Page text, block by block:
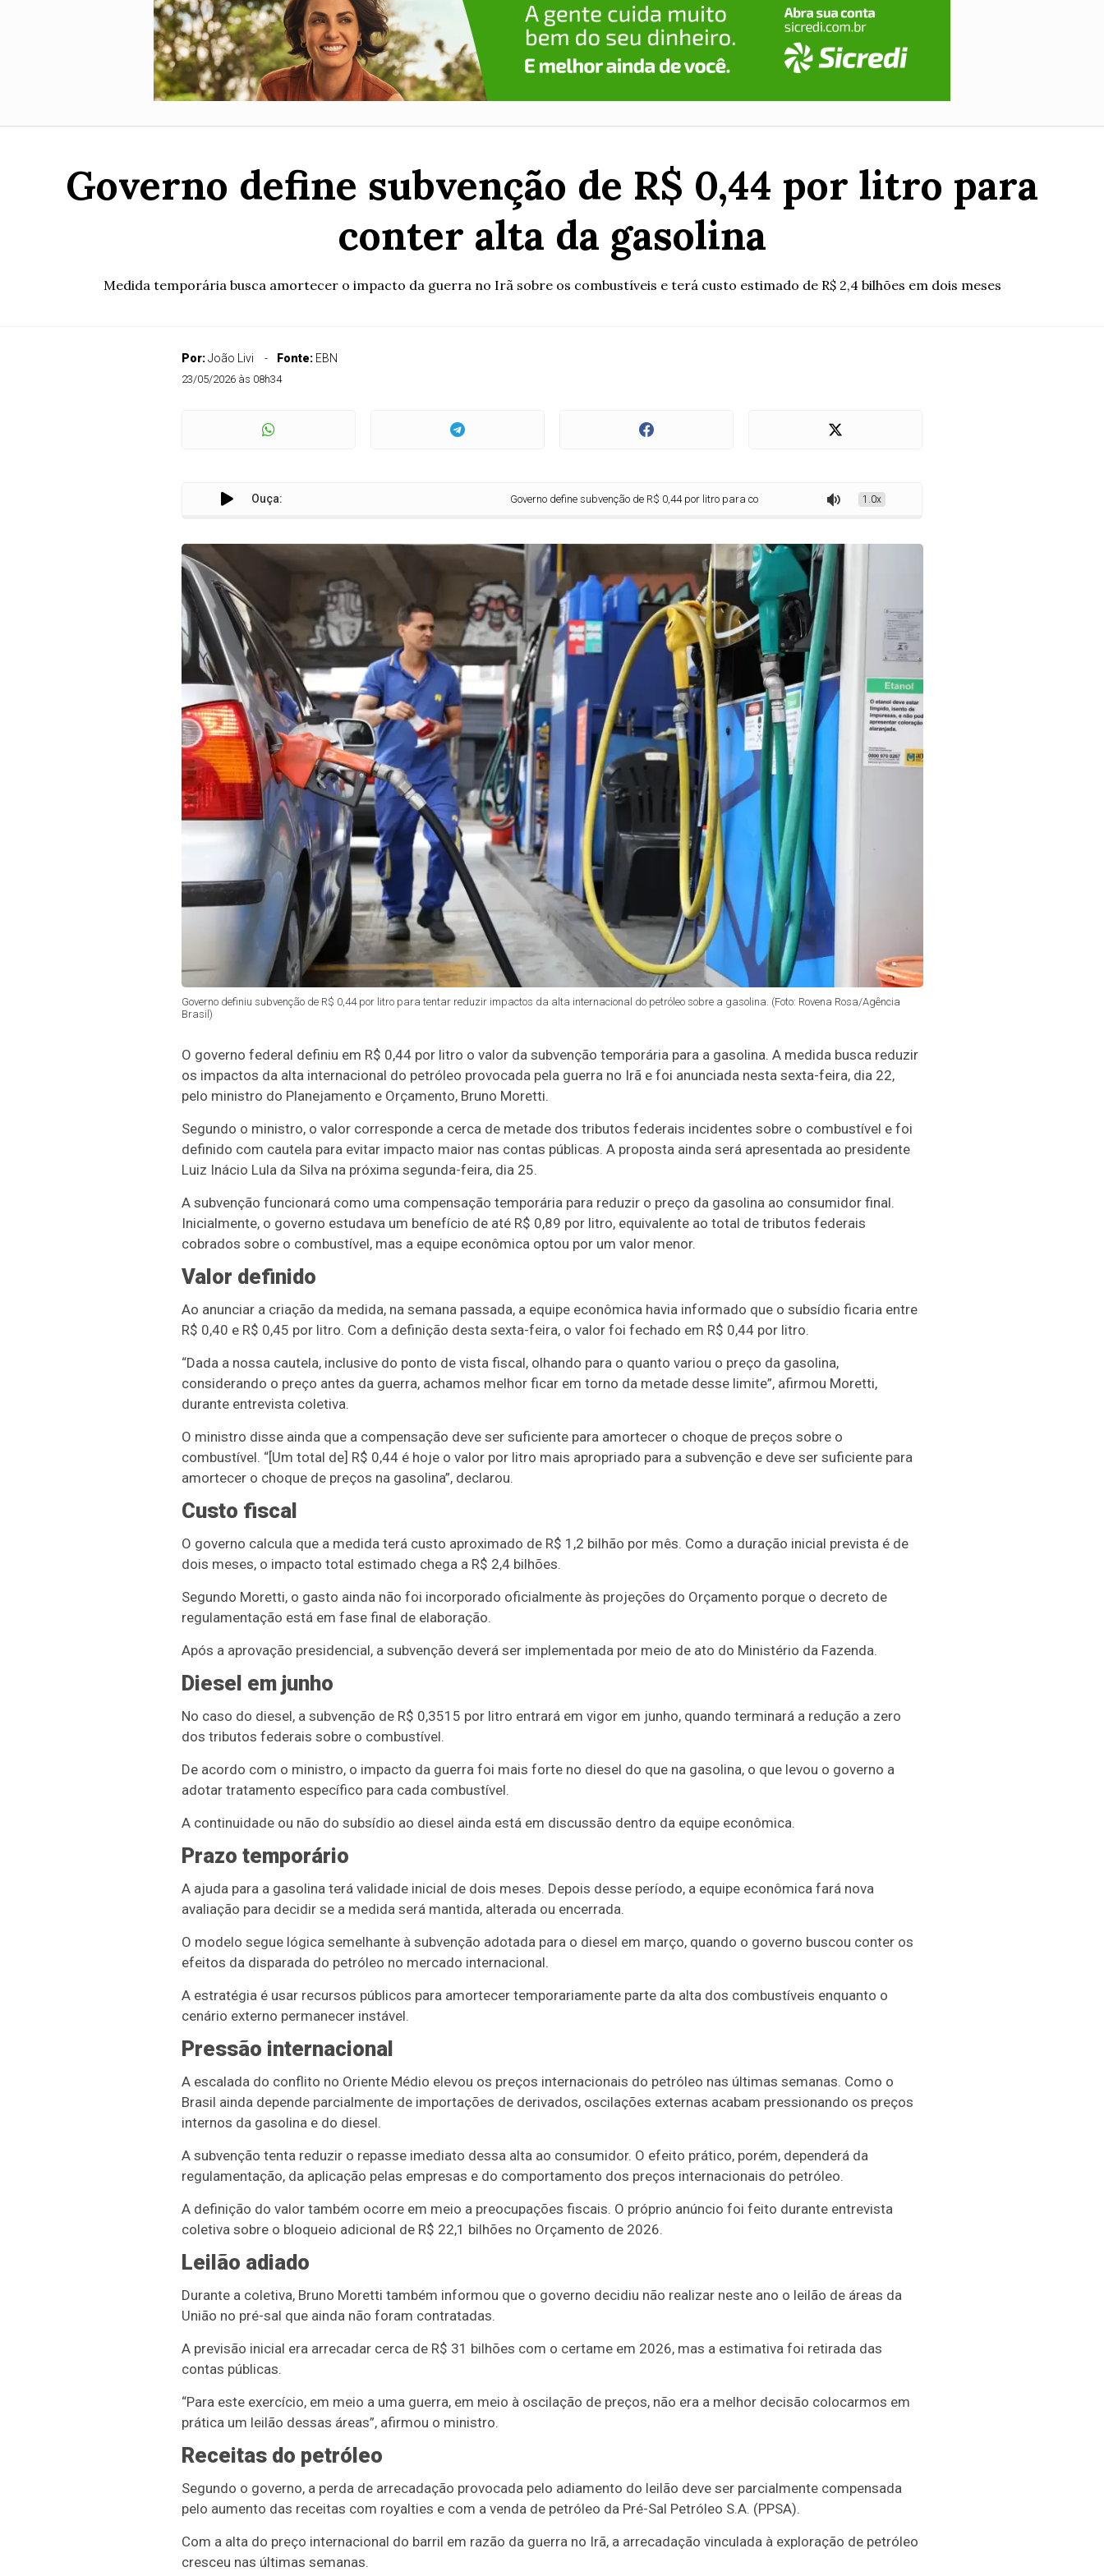
Governo define subvenção de R$ 0,44 por litro para
conter alta da gasolina
Medida temporária busca amortecer o impacto da guerra no Irã sobre os combustíveis e terá custo estimado de R$ 2,4 bilhões em dois meses
Por:João Livi Fonte: EBN
23/05/2026 às 08h34
Ouça: Governo define subvenção de R$ 0,44 por litro para conter alta da gasolina 1.0x
Governo definiu subvenção de R$ 0,44 por litro para tentar reduzir impactos da alta internacional do petróleo sobre a gasolina. (Foto: Rovena Rosa/Agência
Brasil)
O governo federal definiu em R$ 0,44 por litro o valor da subvenção temporária para a gasolina. A medida busca reduzir
os impactos da alta internacional do petróleo provocada pela guerra no Irã e foi anunciada nesta sexta-feira, dia 22,
pelo ministro do Planejamento e Orçamento, Bruno Moretti.
Segundo o ministro, o valor corresponde a cerca de metade dos tributos federais incidentes sobre o combustível e foi
definido com cautela para evitar impacto maior nas contas públicas. A proposta ainda será apresentada ao presidente
Luiz Inácio Lula da Silva na próxima segunda-feira, dia 25.
A subvenção funcionará como uma compensação temporária para reduzir o preço da gasolina ao consumidor final.
Inicialmente, o governo estudava um benefício de até R$ 0,89 por litro, equivalente ao total de tributos federais
cobrados sobre o combustível, mas a equipe econômica optou por um valor menor.
Valor definido
Ao anunciar a criação da medida, na semana passada, a equipe econômica havia informado que o subsídio ficaria entre
R$ 0,40 e R$ 0,45 por litro. Com a definição desta sexta-feira, o valor foi fechado em R$ 0,44 por litro.
“Dada a nossa cautela, inclusive do ponto de vista fiscal, olhando para o quanto variou o preço da gasolina,
considerando o preço antes da guerra, achamos melhor ficar em torno da metade desse limite”, afirmou Moretti,
durante entrevista coletiva.
O ministro disse ainda que a compensação deve ser suficiente para amortecer o choque de preços sobre o
combustível. “[Um total de] R$ 0,44 é hoje o valor por litro mais apropriado para a subvenção e deve ser suficiente para
amortecer o choque de preços na gasolina”, declarou.
Custo fiscal
O governo calcula que a medida terá custo aproximado de R$ 1,2 bilhão por mês. Como a duração inicial prevista é de
dois meses, o impacto total estimado chega a R$ 2,4 bilhões.
Segundo Moretti, o gasto ainda não foi incorporado oficialmente às projeções do Orçamento porque o decreto de
regulamentação está em fase final de elaboração.
Após a aprovação presidencial, a subvenção deverá ser implementada por meio de ato do Ministério da Fazenda.
Diesel em junho
No caso do diesel, a subvenção de R$ 0,3515 por litro entrará em vigor em junho, quando terminará a redução a zero
dos tributos federais sobre o combustível.
De acordo com o ministro, o impacto da guerra foi mais forte no diesel do que na gasolina, o que levou o governo a
adotar tratamento específico para cada combustível.
A continuidade ou não do subsídio ao diesel ainda está em discussão dentro da equipe econômica.
Prazo temporário
A ajuda para a gasolina terá validade inicial de dois meses. Depois desse período, a equipe econômica fará nova
avaliação para decidir se a medida será mantida, alterada ou encerrada.
O modelo segue lógica semelhante à subvenção adotada para o diesel em março, quando o governo buscou conter os
efeitos da disparada do petróleo no mercado internacional.
A estratégia é usar recursos públicos para amortecer temporariamente parte da alta dos combustíveis enquanto o
cenário externo permanecer instável.
Pressão internacional
A escalada do conflito no Oriente Médio elevou os preços internacionais do petróleo nas últimas semanas. Como o
Brasil ainda depende parcialmente de importações de derivados, oscilações externas acabam pressionando os preços
internos da gasolina e do diesel.
A subvenção tenta reduzir o repasse imediato dessa alta ao consumidor. O efeito prático, porém, dependerá da
regulamentação, da aplicação pelas empresas e do comportamento dos preços internacionais do petróleo.
A definição do valor também ocorre em meio a preocupações fiscais. O próprio anúncio foi feito durante entrevista
coletiva sobre o bloqueio adicional de R$ 22,1 bilhões no Orçamento de 2026.
Leilão adiado
Durante a coletiva, Bruno Moretti também informou que o governo decidiu não realizar neste ano o leilão de áreas da
União no pré-sal que ainda não foram contratadas.
A previsão inicial era arrecadar cerca de R$ 31 bilhões com o certame em 2026, mas a estimativa foi retirada das
contas públicas.
“Para este exercício, em meio a uma guerra, em meio à oscilação de preços, não era a melhor decisão colocarmos em
prática um leilão dessas áreas”, afirmou o ministro.
Receitas do petróleo
Segundo o governo, a perda de arrecadação provocada pelo adiamento do leilão deve ser parcialmente compensada
pelo aumento das receitas com royalties e com a venda de petróleo da Pré-Sal Petróleo S.A. (PPSA).
Com a alta do preço internacional do barril em razão da guerra no Irã, a arrecadação vinculada à exploração de petróleo
cresceu nas últimas semanas.